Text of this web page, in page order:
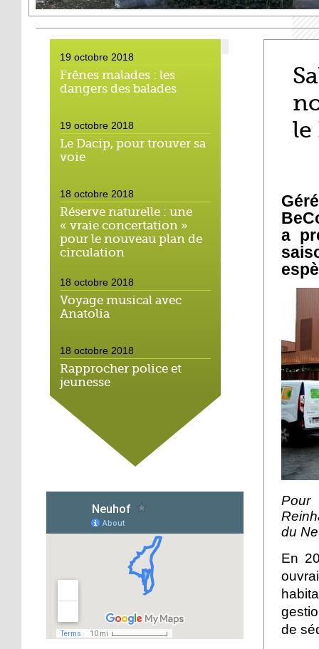
19 octobre 2018
Frênes malades : les
dangers des balades
19 octobre 2018
Le Dacip, pour trouver sa
voie
18 octobre 2018
Réserve naturelle : une
« vraie concertation »
pour le nouveau plan de
circulation
18 octobre 2018
Voyage musical avec
Anatolia
18 octobre 2018
Rapprocher police et
jeunesse
18 octobre 2018
Un jardin face aux
obstacles
Jouer à Fifa à la
médiathèque
16 octobre 2018
«Chacun me propose un
autofinancement là, ce
qui vous vient !»
16 octobre 2018
le
a
Pour
du
En
de